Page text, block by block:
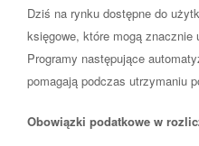
Dziś na rynku dostępne do
księgowe, które mogą znacznie
Programy następujące
pomagają podczas utrzymaniu
Obowiązki podatkowe w